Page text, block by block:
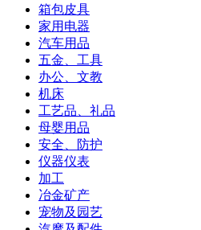
箱包皮具
家用电器
汽车用品
五金、工具
办公、文教
机床
工艺品、礼品
母婴用品
安全、防护
仪器仪表
加工
冶金矿产
宠物及园艺